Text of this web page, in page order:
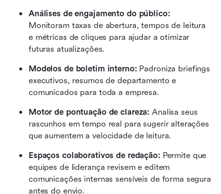
Monitoram taxas de abertura, tempos de leitura
e métricas de cliques para ajudar a otimizar
futuras atualizações.
Modelos de boletim interno: Padroniza briefings
executivos, resumos de departamento e
comunicados para toda a empresa.
Motor de pontuação de clareza: Analisa seus
rascunhos em tempo real para sugerir alterações
que aumentem a velocidade de leitura.
Espaços colaborativos de redação: Permite que
equipes de liderança revisem e editem
comunicações internas sensíveis de forma segura
antes do envio.